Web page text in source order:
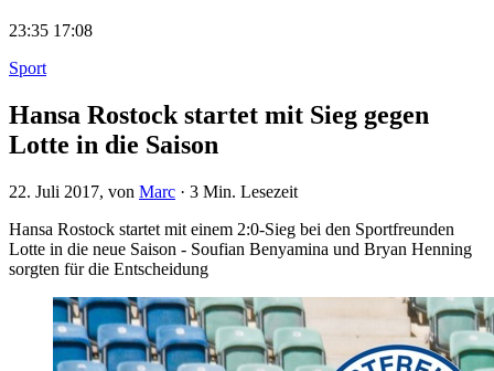
23:35 17:08
Sport
Hansa Rostock startet mit Sieg gegen
Lotte in die Saison
22. Juli 2017, von Marc · 3 Min. Lesezeit
Hansa Rostock startet mit einem 2:0-Sieg bei den Sportfreunden
Lotte in die neue Saison - Soufian Benyamina und Bryan Henning
sorgten für die Entscheidung